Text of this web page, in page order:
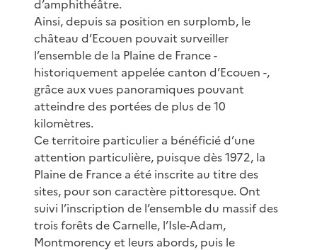
d’amphithéâtre.
Ainsi, depuis sa position en surplomb, le
château d’Ecouen pouvait surveiller
l’ensemble de la Plaine de France -
historiquement appelée canton d’Ecouen -,
grâce aux vues panoramiques pouvant
atteindre des portées de plus de 10
kilomètres.
Ce territoire particulier a bénéficié d’une
attention particulière, puisque dès 1972, la
Plaine de France a été inscrite au titre des
sites, pour son caractère pittoresque. Ont
suivi l’inscription de l’ensemble du massif des
trois forêts de Carnelle, l’Isle-Adam,
Montmorency et leurs abords, puis le